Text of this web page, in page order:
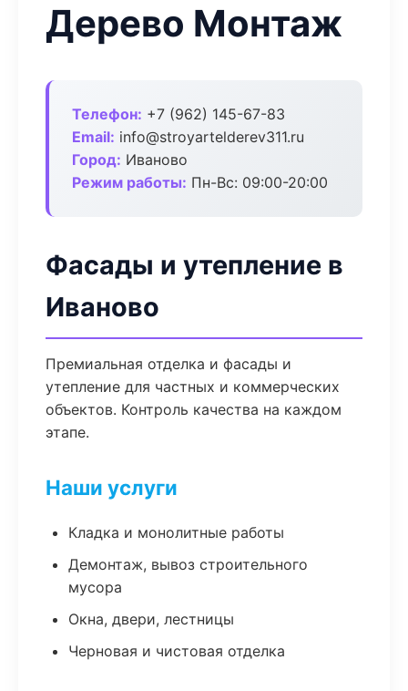
Дерево Монтаж
Телефон: +7 (962) 145-67-83
Email: info@stroyartelderev311.ru
Город: Иваново
Режим работы: Пн-Вс: 09:00-20:00
Фасады и утепление в
Иваново
Премиальная отделка и фасады и
утепление для частных и коммерческих
объектов. Контроль качества на каждом
этапе.
Наши услуги
Кладка и монолитные работы
Демонтаж, вывоз строительного
мусора
Окна, двери, лестницы
Черновая и чистовая отделка